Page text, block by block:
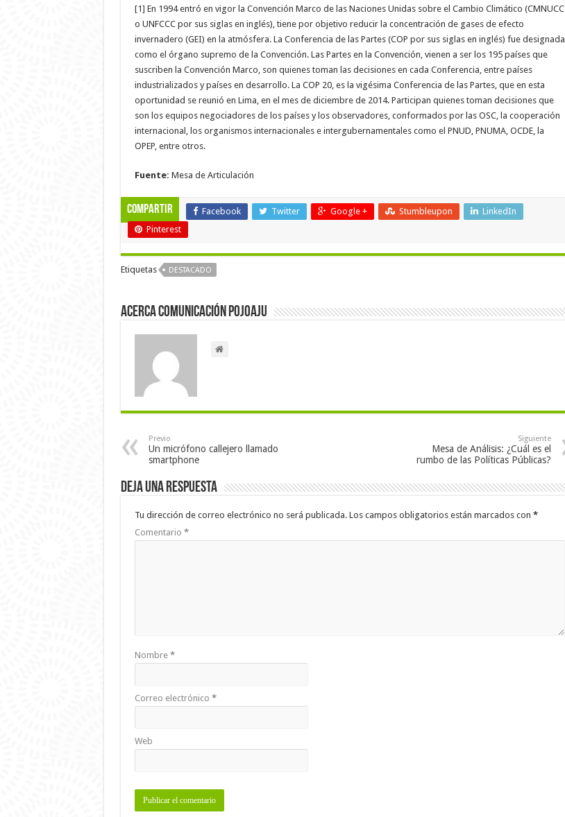
[1] En 1994 entró en vigor la Convención Marco de las Naciones Unidas sobre el Cambio Climático (CMNUCC
o UNFCCC por sus siglas en inglés), tiene por objetivo reducir la concentración de gases de efecto
invernadero (GEI) en la atmósfera. La Conferencia de las Partes (COP por sus siglas en inglés) fue designada
como el órgano supremo de la Convención. Las Partes en la Convención, vienen a ser los 195 países que
suscriben la Convención Marco, son quienes toman las decisiones en cada Conferencia, entre países
industrializados y países en desarrollo. La COP 20, es la vigésima Conferencia de las Partes, que en esta
oportunidad se reunió en Lima, en el mes de diciembre de 2014. Participan quienes toman decisiones que
son los equipos negociadores de los países y los observadores, conformados por las OSC, la cooperación
internacional, los organismos internacionales e intergubernamentales como el PNUD, PNUMA, OCDE, la
OPEP, entre otros.
Fuente: Mesa de Articulación
Compartir Facebook Twitter Google + Stumbleupon
LinkedIn
Pinterest
Etiquetas DESTACADO
Acerca Comunicación Pojoaju
Previo
Un micrófono callejero llamado
smartphone
Siguiente
Mesa de Análisis: ¿Cuál es el
rumbo de las Políticas Públicas?
Deja una respuesta
Tu dirección de correo electrónico no será publicada. Los campos obligatorios están marcados con *
Comentario *
Nombre *
Correo electrónico *
Web